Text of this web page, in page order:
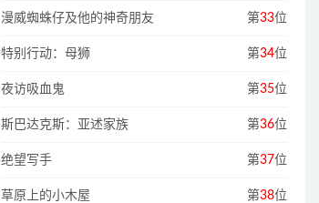
漫威蜘蛛仔及他的神奇朋友 第33位
特别行动：母狮 第34位
夜访吸血鬼 第35位
斯巴达克斯：亚述家族 第36位
绝望写手 第37位
草原上的小木屋 第38位